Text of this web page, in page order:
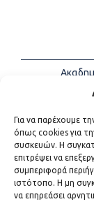
Για να παρέχουμε
όπως cookies για
συσκευών. Η
επιτρέψει να
συμπεριφορά
ιστότοπο. Η μη
να επηρεάσει